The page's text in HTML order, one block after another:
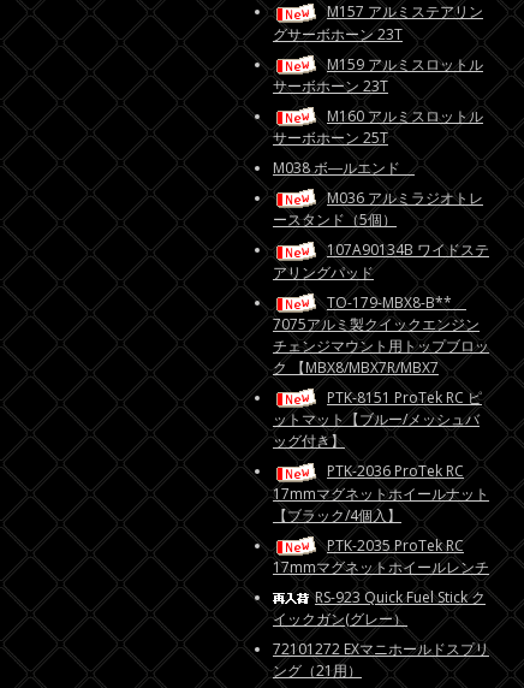
M157 アルミステアリン
グサーボホーン 23T
M159 アルミスロットル
サーボホーン 23T
M160 アルミスロットル
サーボホーン 25T
M038 ボ―ルエンド
M036 アルミラジオトレ
ースタンド（5個）
107A90134B ワイドステ
アリングパッド
TO-179-MBX8-B**
7075アルミ製クイックエンジン
チェンジマウント用トップブロッ
ク 【MBX8/MBX7R/MBX7
PTK-8151 ProTek RC ピ
ットマット【ブルー/メッシュバ
ッグ付き】
PTK-2036 ProTek RC
17mmマグネットホイールナット
【ブラック/4個入】
PTK-2035 ProTek RC
17mmマグネットホイールレンチ
RS-923 Quick Fuel Stick ク
イックガン(グレー）
72101272 EXマニホールドスプリ
ング（21用）